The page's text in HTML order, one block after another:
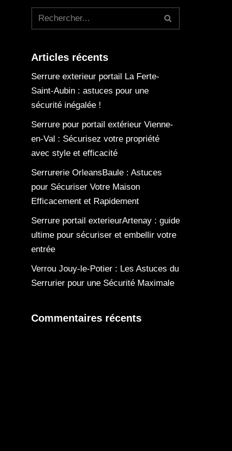
Articles récents
Serrure exterieur portail La Ferte-
Saint-Aubin : astuces pour une
sécurité inégalée !
Serrure pour portail extérieur Vienne-
en-Val : Sécurisez votre propriété
avec style et efficacité
Serrurerie OrleansBaule : Astuces
pour Sécuriser Votre Maison
Efficacement et Rapidement
Serrure portail exterieurArtenay : guide
ultime pour sécuriser et embellir votre
entrée
Verrou Jouy-le-Potier : Les Astuces du
Serrurier pour une Sécurité Maximale
Commentaires récents